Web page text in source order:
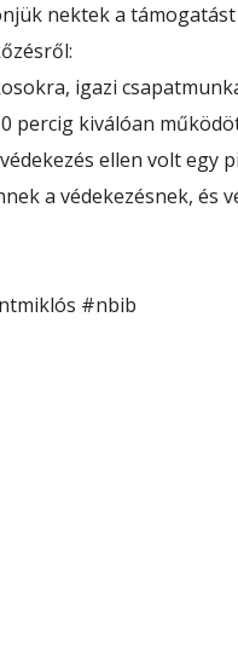
nektek a támogatást
igazi
percig kiválóan
ellen volt
a védekezésnek,
#nbib